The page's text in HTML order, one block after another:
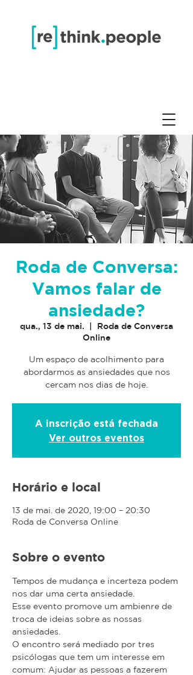
Roda de Conversa:
Vamos falar de
ansiedade?
qua., 13 de mai.
Roda de Conversa
Online
Um espaço de acolhimento para
abordarmos as ansiedades que nos
cercam nos dias de hoje.
A inscrição está fechada
Ver outros eventos
Horário e local
13 de mai. de 2020, 19:00 – 20:30
Roda de Conversa Online
Sobre o evento
Tempos de mudança e incerteza podem
nos dar uma certa ansiedade.
Esse evento promove um ambienre de
troca de ideias sobre as nossas
ansiedades.
O encontro será mediado por tres
psicólogas que tem um interesse em
comum: Ajudar as pessoas a fazerem